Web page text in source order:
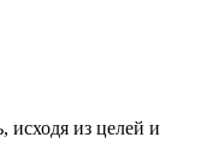
из целей и